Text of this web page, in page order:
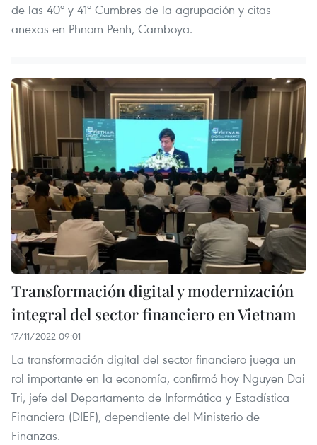
de las 40ª y 41ª Cumbres de la agrupación y citas
anexas en Phnom Penh, Camboya.
Transformación digital y modernización
integral del sector financiero en Vietnam
17/11/2022 09:01
La transformación digital del sector financiero juega un
rol importante en la economía, confirmó hoy Nguyen Dai
Tri, jefe del Departamento de Informática y Estadística
Financiera (DIEF), dependiente del Ministerio de
Finanzas.